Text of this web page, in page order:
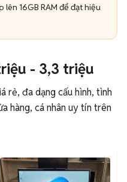
16GB RAM để đạt hiệu
- 3,3 triệu
rẻ, đa dạng cấu hình, tình
hàng, cá nhân uy tín trên